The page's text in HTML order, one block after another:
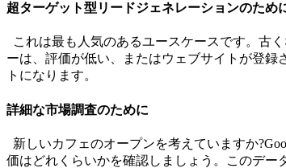
超ターゲット型リードジェネレーションのため
これは最も人気のあるユースケースです。古
ーは、評価が低い、またはウェブサイトが登録
トになります。
詳細な市場調査のために
新しいカフェのオープンを考えていますか
価はどれくらいかを確認しましょう。このデ